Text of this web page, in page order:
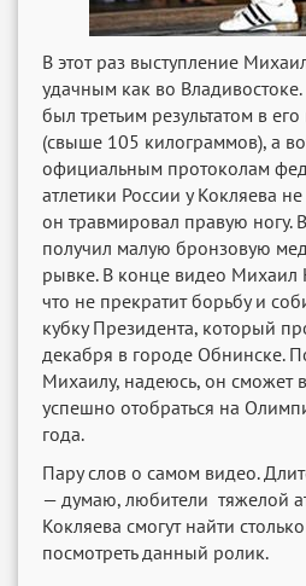
В этот раз выступление
удачным как во
был третьим результатом в
(свыше 105 килограммов), а
официальным протоколам
атлетики России у Кокляева
он травмировал правую ногу.
получил малую бронзовую
рывке. В конце видео Михаил
что не прекратит борьбу и
кубку Президента, который
декабря в городе Обнинске.
Михаилу, надеюсь, он сможет
успешно отобраться на
года.
Пару слов о самом видео.
— думаю, любители тяжелой
Кокляева смогут найти
посмотреть данный ролик.